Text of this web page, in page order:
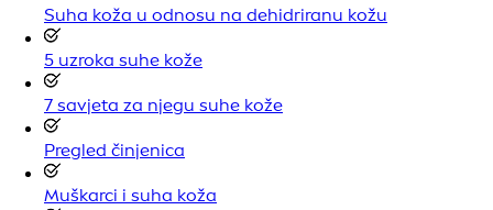
Suha koža u odnosu na dehidriranu kožu
5 uzroka suhe kože
7 savjeta za njegu suhe kože
Pregled činjenica
Muškarci i suha koža